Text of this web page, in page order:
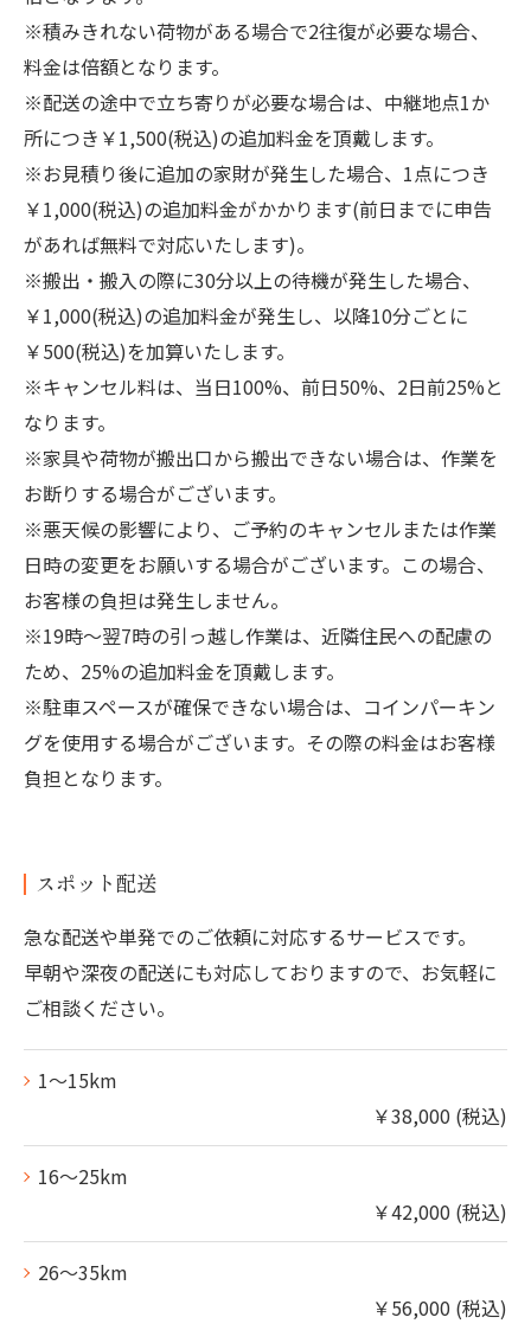
※積みきれない荷物がある場合で2往復が必要な場合、
料金は倍額となります。
※配送の途中で立ち寄りが必要な場合は、中継地点1か
所につき￥1,500(税込)の追加料金を頂戴します。
※お見積り後に追加の家財が発生した場合、1点につき
￥1,000(税込)の追加料金がかかります(前日までに申告
があれば無料で対応いたします)。
※搬出・搬入の際に30分以上の待機が発生した場合、
￥1,000(税込)の追加料金が発生し、以降10分ごとに
￥500(税込)を加算いたします。
※キャンセル料は、当日100%、前日50%、2日前25%と
なります。
※家具や荷物が搬出口から搬出できない場合は、作業を
お断りする場合がございます。
※悪天候の影響により、ご予約のキャンセルまたは作業
日時の変更をお願いする場合がございます。この場合、
お客様の負担は発生しません。
※19時～翌7時の引っ越し作業は、近隣住民への配慮の
ため、25%の追加料金を頂戴します。
※駐車スペースが確保できない場合は、コインパーキン
グを使用する場合がございます。その際の料金はお客様
負担となります。
スポット配送
急な配送や単発でのご依頼に対応するサービスです。
早朝や深夜の配送にも対応しておりますので、お気軽に
ご相談ください。
1～15km
￥38,000 (税込)
16～25km
￥42,000 (税込)
26～35km
￥56,000 (税込)